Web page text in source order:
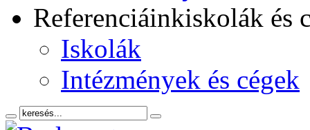
Referenciáinkiskolák és
Iskolák
Intézmények és cégek